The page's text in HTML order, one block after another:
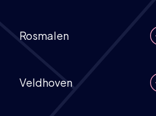
Rosmalen
Veldhoven